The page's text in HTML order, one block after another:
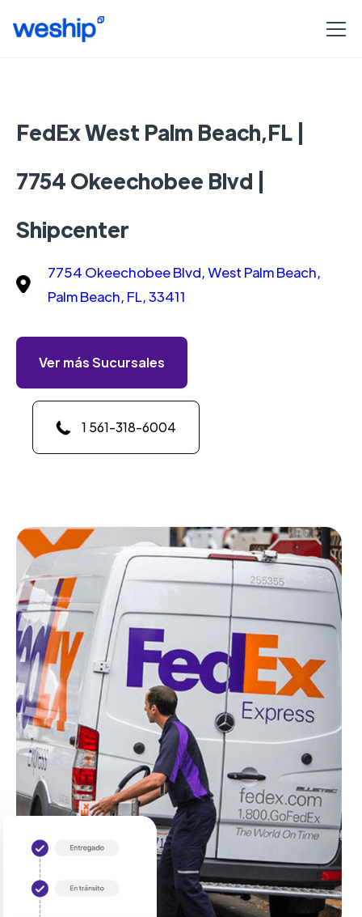
FedEx West Palm Beach,FL |
7754 Okeechobee Blvd |
Shipcenter
7754 Okeechobee Blvd, West Palm Beach,
Palm Beach, FL, 33411
Ver más Sucursales
1 561-318-6004